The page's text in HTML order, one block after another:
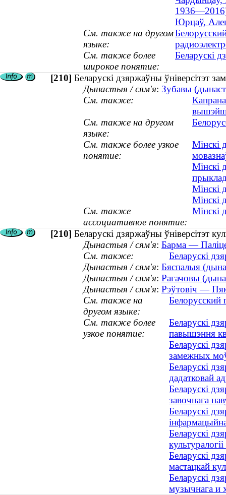
Юрцаў,
См. также на другом
языке:
См. также более
широкое понятие:
Беларускі
[210] Беларускі дзяржаўны ўніверсітэт
Дынастыя / сям'я: Зубавы
См. также:
См. также на другом
языке:
См. также более узкое
понятие:
Мінскі
Мінскі
Мінскі
Мінскі
См. также
ассоциативное понятие:
Мінскі
[210] Беларускі дзяржаўны ўніверсітэт
Дынастыя / сям'я: Барма —
См. также:
Беларускі
Дынастыя / сям'я: Бяспалыя
Дынастыя / сям'я: Рагачовы
Дынастыя / сям'я: Рэўтовіч —
См. также на
другом языке:
Белорусский
См. также более
узкое понятие:
Беларускі
павышэння
Беларускі
замежных
Беларускі
дадатковай
Беларускі
завочнага
Беларускі
Беларускі
Беларускі
мастацкай
Беларускі
музычнага и